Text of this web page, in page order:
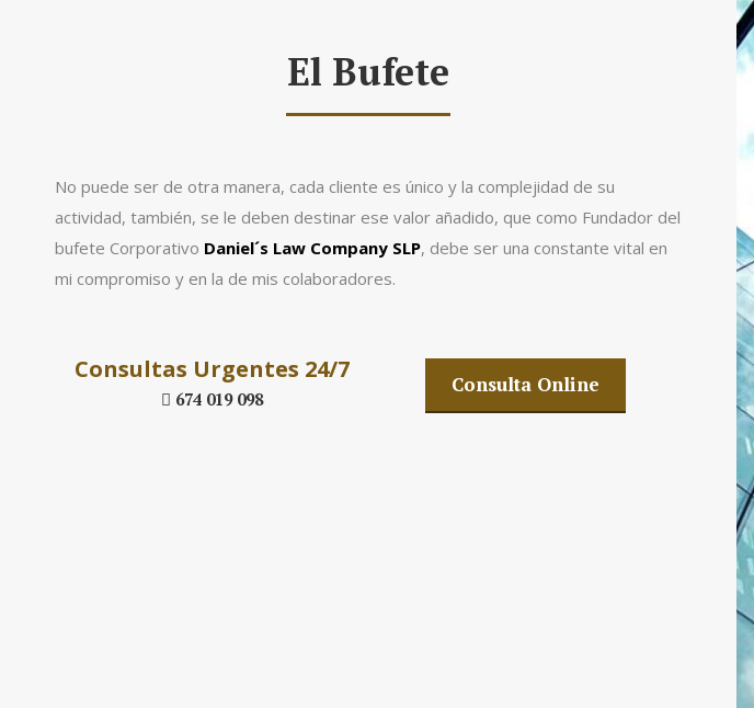
El Bufete
No puede ser de otra manera, cada cliente es único y la complejidad de su
actividad, también, se le deben destinar ese valor añadido, que como Fundador del
bufete Corporativo Daniel´s Law Company SLP, debe ser una constante vital en
mi compromiso y en la de mis colaboradores.
Consultas Urgentes 24/7
674 019 098
Consulta Online